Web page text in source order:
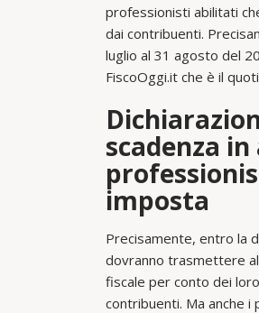
professionisti abilitati
dai contribuenti.
luglio al 31 agosto del
FiscoOggi.it che è il
scadenza
imposta
Precisamente, entro la
dovranno trasmettere
fiscale per conto dei
contribuenti. Ma anche